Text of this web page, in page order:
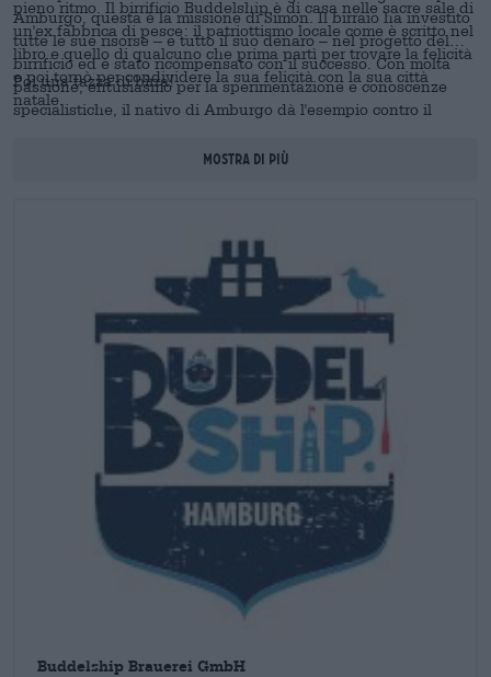
pieno ritmo. Il birrificio Buddelship è di casa nelle sacre sale di
un'ex fabbrica di pesce: il patriottismo locale come è scritto nel
libro e quello di qualcuno che prima partì per trovare la felicità
e poi tornò per condividere la sua felicità con la sua città
natale.
Amburgo, questa è la missione di Simon. Il birraio ha investito
tutte le sue risorse – e tutto il suo denaro – nel progetto del
birrificio ed è stato ricompensato con il successo. Con molta
passione, entusiasmo per la sperimentazione e conoscenze
specialistiche, il nativo di Amburgo dà l'esempio contro il
che però è molto più importante è che il risultato sia una birra
internazionale e mostra la ricchezza di esperienze che gli ha
regalato il periodo trascorso in Canada, Inghilterra e Cina. Birre
Kohlentrimmer o la Mitschnagger Pilsener, che vanno
sotto l'etichetta Heimathafen, parlano della sua giovinezza ad
Amburgo e del grande legame con la città anseatica. E anche
se Fettes Brot canta “Non essere un nordico, è difficile da
capire”, capiamo abbastanza bene la filosofia di Simon. La
birra è una lingua che tutti capiscono.
Poi una tazza di birra!
Mostra di più
Buddelship Brauerei GmbH